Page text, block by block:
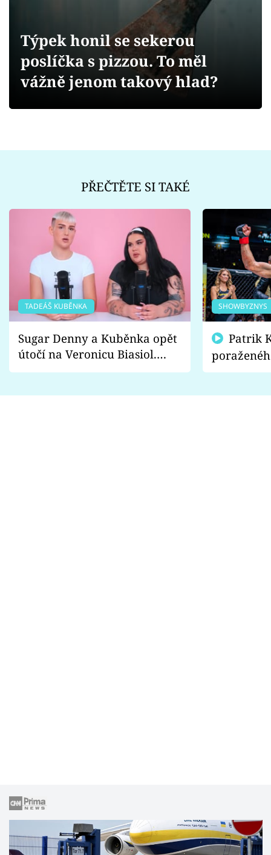
Videa
Sledujte prima+
Týpek honil se sekerou
poslíčka s pizzou. To měl
vážně jenom takový hlad?
PŘEČTĚTE SI TAKÉ
TADEÁŠ KUBĚNKA
Sugar Denny a Kuběnka opět
útočí na Veronicu Biasiol.
Proč je podle nich falešná a
SHOWBYZNYS
fanoušci